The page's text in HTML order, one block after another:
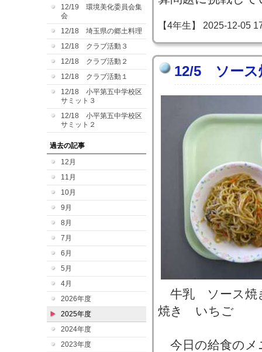
12/19 環境美化委員会集
会
12/18 埼玉県の郷土料理
12/18 クラブ活動３
12/18 クラブ活動２
12/18 クラブ活動１
12/18 小平第五中学校区
サミット３
12/18 小平第五中学校区
サミット２
過去の記事
12月
11月
10月
9月
8月
7月
6月
5月
4月
2026年度
2025年度
2024年度
2023年度
【4年生】 2025-12-05
12/5 ソース
牛乳 ソース焼
焼き いちご
今日の給食のメ